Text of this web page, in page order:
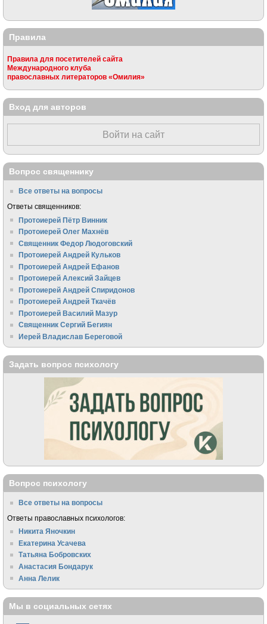
Правила
Правила для посетителей сайта
Международного клуба
православных литераторов «Омилия»
Вход для авторов
Войти на сайт
Вопрос священнику
Все ответы на вопросы
Ответы священников:
Протоиерей Пётр Винник
Протоиерей Олег Махнёв
Священник Федор Людоговский
Протоиерей Андрей Кульков
Протоиерей Андрей Ефанов
Протоиерей Алексий Зайцев
Протоиерей Андрей Спиридонов
Протоиерей Андрей Ткачёв
Протоиерей Василий Мазур
Священник Сергий Бегиян
Иерей Владислав Береговой
Задать вопрос психологу
Вопрос психологу
Все ответы на вопросы
Ответы православных психологов:
Никита Яночкин
Екатерина Усачева
Татьяна Бобровских
Анастасия Бондарук
Анна Лелик
Мы в социальных сетях